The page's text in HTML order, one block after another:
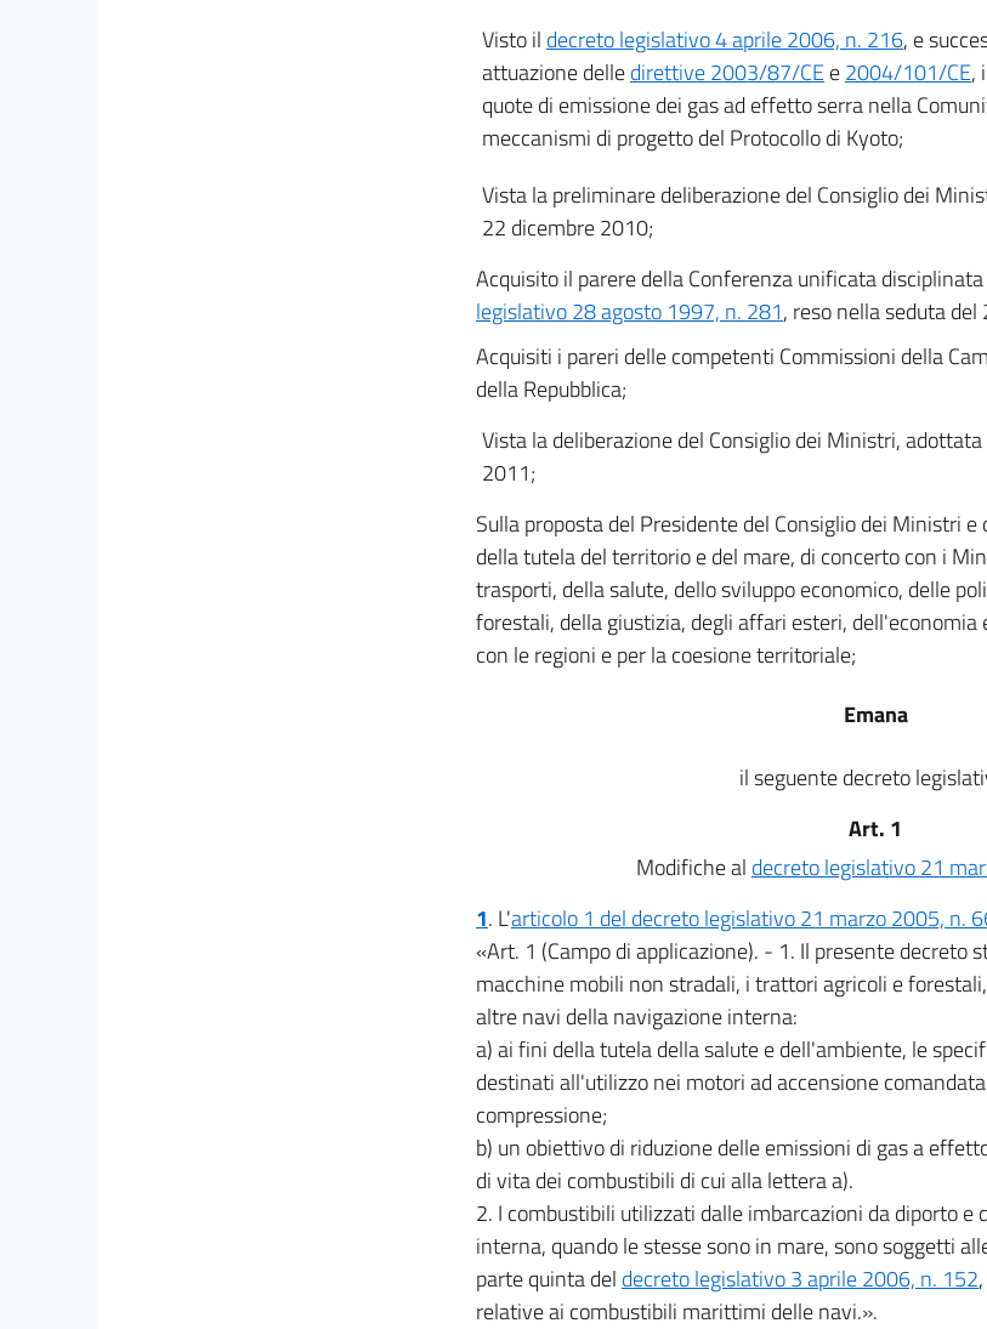
Visto il decreto legislativo 4 aprile 2006, n. 216, e
attuazione delledirettive 2003/87/CE e2004/101/CE,
quote di emissione dei gas ad effetto serra nella
meccanismi di progetto del Protocollo di Kyoto;
Vista la preliminare deliberazione del Consiglio dei
22 dicembre 2010;
Acquisito il parere della Conferenza unificata
legislativo 28 agosto 1997, n. 281, reso nella seduta
Acquisiti i pareri delle competenti Commissioni della
della Repubblica;
Vista la deliberazione del Consiglio dei Ministri,
2011;
Sulla proposta del Presidente del Consiglio dei Ministri
della tutela del territorio e del mare, di concerto con i
trasporti, della salute, dello sviluppo economico, delle
forestali, della giustizia, degli affari esteri, dell'economia
con le regioni e per la coesione territoriale;
Emana
il seguente decreto
Art. 1
Modifiche al decreto legislativo 21
1. L'articolo 1 del decreto legislativo 21 marzo 2005, n.
«Art. 1 (Campo di applicazione). - 1. Il presente decreto
macchine mobili non stradali, i trattori agricoli e
altre navi della navigazione interna:
a) ai fini della tutela della salute e dell'ambiente, le
destinati all'utilizzo nei motori ad accensione
compressione;
b) un obiettivo di riduzione delle emissioni di gas a
di vita dei combustibili di cui alla lettera a).
2. I combustibili utilizzati dalle imbarcazioni da diporto
interna, quando le stesse sono in mare, sono soggetti
parte quinta del decreto legislativo 3 aprile 2006, n. 152
relative ai combustibili marittimi delle navi.».